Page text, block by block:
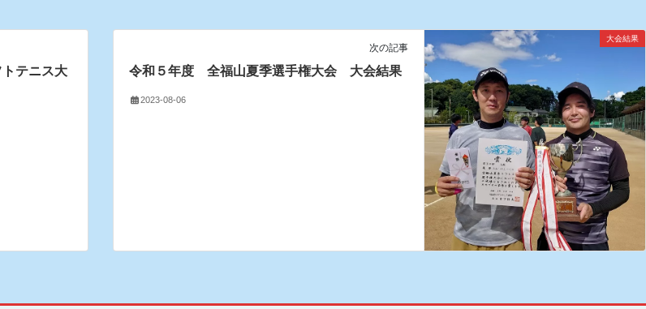
テニス大
大会結果
次の記事
令和５年度 全福山夏季選手権大会 大会結果
2023-08-06